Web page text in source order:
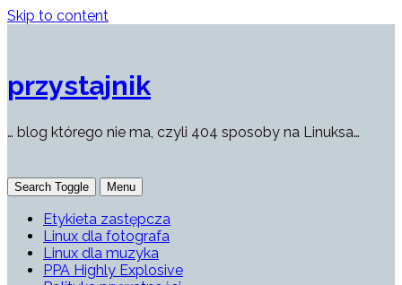
Skip to content
przystajnik
… blog którego nie ma, czyli 404 sposoby na Linuksa…
Search Toggle Menu
Etykieta zastępcza
Linux dla fotografa
Linux dla muzyka
PPA Highly Explosive